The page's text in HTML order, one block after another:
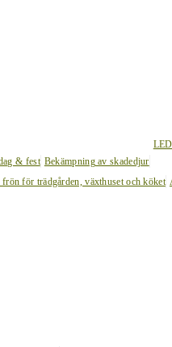
& fest Bekämpning av skadedjur
frön för trädgården, växthuset och köket